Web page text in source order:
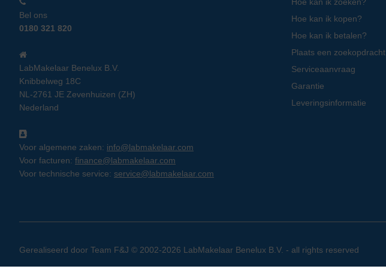
Bel ons
0180 321 820
LabMakelaar Benelux B.V.
Knibbelweg 18C
NL-2761 JE Zevenhuizen (ZH)
Nederland
Voor algemene zaken: info@labmakelaar.com
Voor facturen: finance@labmakelaar.com
Voor technische service: service@labmakelaar.com
Hoe kan ik kopen?
Hoe kan ik betalen?
Plaats een zoekopdracht
Serviceaanvraag
Garantie
Leveringsinformatie
Gerealiseerd door Team F&J © 2002-2026 LabMakelaar Benelux B.V. - all rights reserved